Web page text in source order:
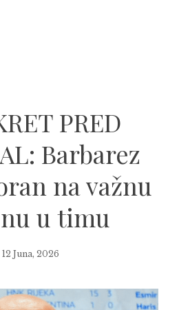
PRED
Barbarez
na važnu
u timu
12 Juna, 2026